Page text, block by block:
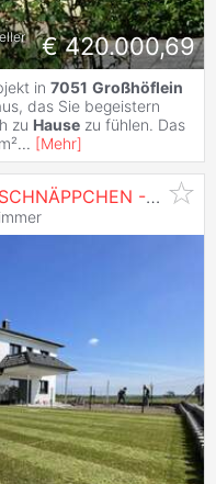
€ 420.000,69
in 7051 Großhöflein
das Sie begeistern
zu Hause zu fühlen. Das
... [Mehr]
***PROVISIONSFREI! SOMMERSCHNÄPPCHEN - Einzugsbereit in 3 Monaten - MIT KELLER!